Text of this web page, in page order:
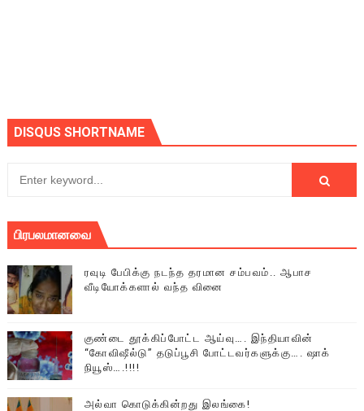
DISQUS SHORTNAME
பிரபலமானவை
ரவுடி பேபிக்கு நடந்த தரமான சம்பவம்.. ஆபாச
வீடியோக்களால் வந்த வினை
குண்டை தூக்கிப்போட்ட ஆய்வு…. இந்தியாவின்
“கோவிஷீல்டு” தடுப்பூசி போட்டவர்களுக்கு…. ஷாக்
நியூஸ்….!!!!
அல்வா கொடுக்கின்றது இலங்கை!